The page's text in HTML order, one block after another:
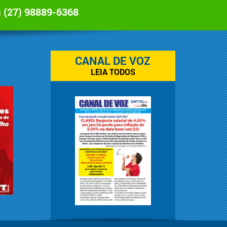
(27) 98889-6368
CANAL DE VOZ
LEIA TODOS